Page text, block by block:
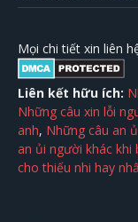
Mọi chi tiết xin liên
Liên kết hữu ích:
Những câu xin lỗi
anh, Những câu an
an ủi người khác khi
cho thiếu nhi hay